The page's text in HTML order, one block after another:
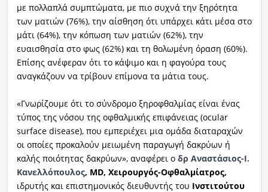
με πολλαπλά συμπτώματα, με πιο συχνά την ξηρότητα
των ματιών (76%), την αίσθηση ότι υπάρχει κάτι μέσα στο
μάτι (64%), την κόπωση των ματιών (62%), την
ευαισθησία στο φως (62%) και τη θολωμένη όραση (60%).
Επίσης ανέφεραν ότι το κάψιμο και η φαγούρα τους
αναγκάζουν να τρίβουν επίμονα τα μάτια τους.
«Γνωρίζουμε ότι το σύνδρομο ξηροφθαλμίας είναι ένας
τύπος της νόσου της οφθαλμικής επιφάνειας (ocular
surface disease), που εμπεριέχει μια ομάδα διαταραχών
οι οποίες προκαλούν μειωμένη παραγωγή δακρύων ή
καλής ποιότητας δακρύων», αναφέρει ο δρ Αναστάσιος-Ι.
Κανελλόπουλος, MD, Χειρουργός-Οφθαλμίατρος,
ιδρυτής και επιστημονικός διευθυντής του Ινστιτούτου